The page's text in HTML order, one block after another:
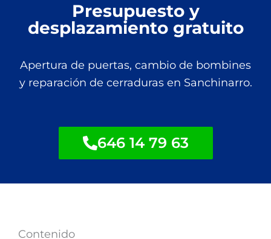
Presupuesto y
desplazamiento gratuito
Apertura de puertas, cambio de bombines
y reparación de cerraduras en Sanchinarro.
646 14 79 63
Contenido